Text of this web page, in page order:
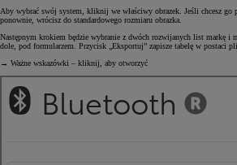
Aby wybrać swój system, kliknij we właściwy obrazek. Jeśli chcesz
ponownie, wrócisz do standardowego rozmiaru obrazka.
Następnym krokiem będzie wybranie z dwóch rozwijanych list markę i
dole, pod formularzem. Przycisk „Eksportuj” zapisze tabelę w postaci
→ Ważne wskazówki – kliknij, aby otworzyć